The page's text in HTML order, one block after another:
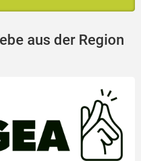
aus der Region